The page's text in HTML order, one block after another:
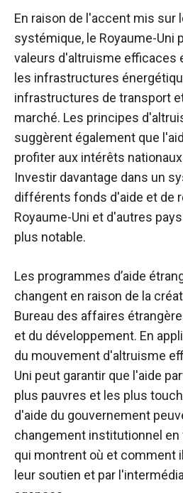
En raison de l'accent mis sur
systémique, le Royaume-Uni
valeurs d'altruisme efficaces
les infrastructures
infrastructures de transport
marché. Les principes
suggèrent également que
profiter aux intérêts
Investir davantage dans un
différents fonds d'aide et de
Royaume-Uni et d'autres
plus notable.
Les programmes d’aide
changent en raison de la
Bureau des affaires
et du développement. En
du mouvement d'altruisme
Uni peut garantir que l'aide
plus pauvres et les plus
d'aide du gouvernement
changement institutionnel
qui montrent où et comment
leur soutien et par